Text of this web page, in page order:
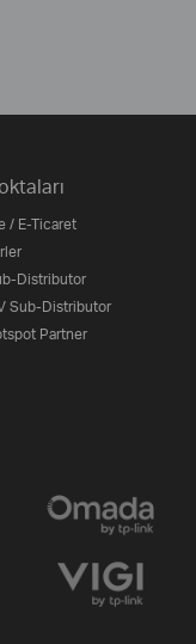
/ E-Ticaret
Distributor
Sub-Distributor
Partner